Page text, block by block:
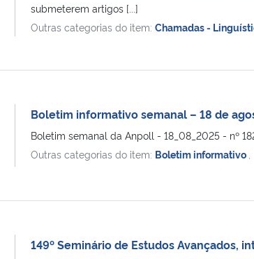
submeterem artigos [...]
Outras categorias do item: Chamadas -
Boletim informativo semanal – 18 de
Boletim semanal da Anpoll - 18_08_2025 - nº
Outras categorias do item: Boletim informativo
149º Seminário de Estudos Avançados,